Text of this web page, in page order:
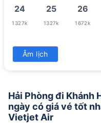
24
1327k
25
1327k
26
1672k
31
1327k
Âm lịch
Hải Phòng đi Khánh
ngày có giá vé tốt
Vietjet Air